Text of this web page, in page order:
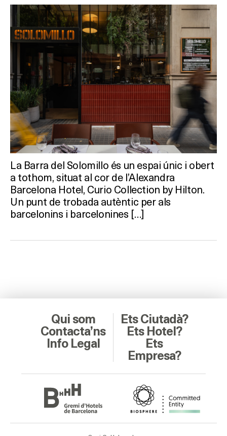
La Barra del Solomillo és un espai únic i obert
a tothom, situat al cor de l’Alexandra
Barcelona Hotel, Curio Collection by Hilton.
Un punt de trobada autèntic per als
barcelonins i barcelonines […]
Qui som
Contacta’ns
Info Legal
Ets Ciutadà?
Ets Hotel?
Ets
Empresa?